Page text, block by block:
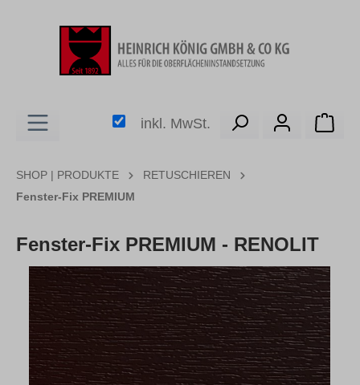
inkl. MwSt.
SHOP | PRODUKTE
RETUSCHIEREN
Fenster-Fix PREMIUM
Fenster-Fix PREMIUM - RENOLIT
Bildergalerie überspringen